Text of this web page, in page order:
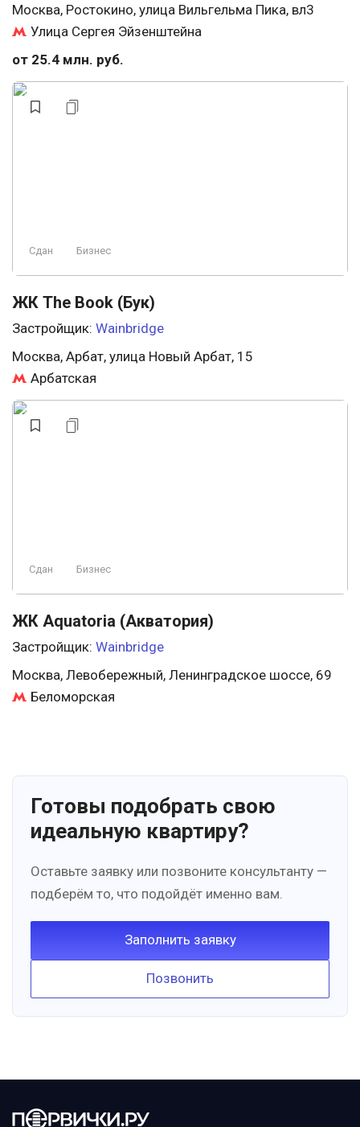
Москва, Ростокино, улица Вильгельма Пика, вл3
Улица Сергея Эйзенштейна
от 25.4 млн. руб.
Сдан Бизнес
ЖК The Book (Бук)
Застройщик: Wainbridge
Москва, Арбат, улица Новый Арбат, 15
Арбатская
Сдан Бизнес
ЖК Aquatoria (Акватория)
Застройщик: Wainbridge
Москва, Левобережный, Ленинградское шоссе, 69
Беломорская
Готовы подобрать свою
идеальную квартиру?
Оставьте заявку или позвоните консультанту —
подберём то, что подойдёт именно вам.
Заполнить заявку
Позвонить